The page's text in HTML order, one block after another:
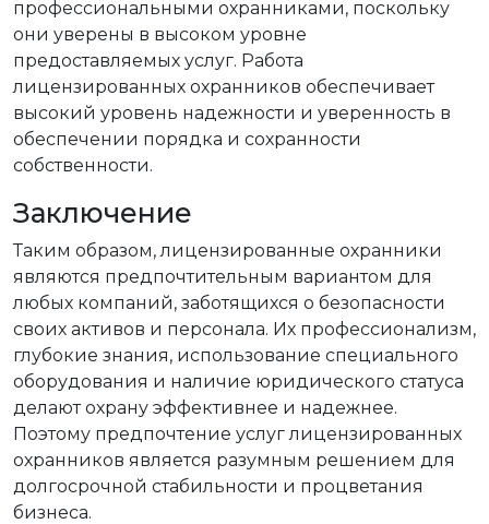
профессиональными охранниками, поскольку
они уверены в высоком уровне
предоставляемых услуг. Работа
лицензированных охранников обеспечивает
высокий уровень надежности и уверенность в
обеспечении порядка и сохранности
собственности.
Заключение
Таким образом, лицензированные охранники
являются предпочтительным вариантом для
любых компаний, заботящихся о безопасности
своих активов и персонала. Их профессионализм,
глубокие знания, использование специального
оборудования и наличие юридического статуса
делают охрану эффективнее и надежнее.
Поэтому предпочтение услуг лицензированных
охранников является разумным решением для
долгосрочной стабильности и процветания
бизнеса.